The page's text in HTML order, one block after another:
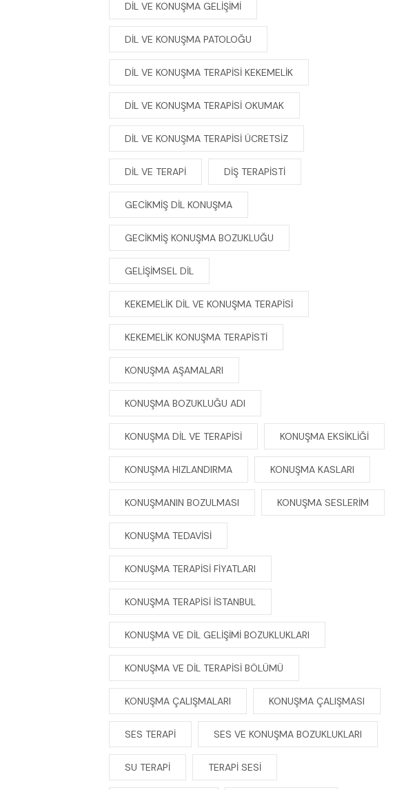
DIL VE KONUŞMA GELIŞIMI
DIL VE KONUŞMA PATOLOĞU
DIL VE KONUŞMA TERAPISI KEKEMELIK
DIL VE KONUŞMA TERAPISI OKUMAK
DIL VE KONUŞMA TERAPISI ÜCRETSIZ
DIL VE TERAPI DIŞ TERAPISTI
GECIKMIŞ DIL KONUŞMA
GECIKMIŞ KONUŞMA BOZUKLUĞU
GELIŞIMSEL DIL
KEKEMELIK DIL VE KONUŞMA TERAPISI
KEKEMELIK KONUŞMA TERAPISTI
KONUŞMA AŞAMALARI
KONUŞMA BOZUKLUĞU ADI
KONUŞMA DIL VE TERAPISI KONUŞMA EKSIKLIĞI
KONUŞMA HIZLANDIRMA KONUŞMA KASLARI
KONUŞMANIN BOZULMASI KONUŞMA SESLERIM
KONUŞMA TEDAVISI
KONUŞMA TERAPISI FIYATLARI
KONUŞMA TERAPISI ISTANBUL
KONUŞMA VE DIL GELIŞIMI BOZUKLUKLARI
KONUŞMA VE DIL TERAPISI BÖLÜMÜ
KONUŞMA ÇALIŞMALARI KONUŞMA ÇALIŞMASI
SES TERAPI SES VE KONUŞMA BOZUKLUKLARI
SU TERAPI TERAPI SESI